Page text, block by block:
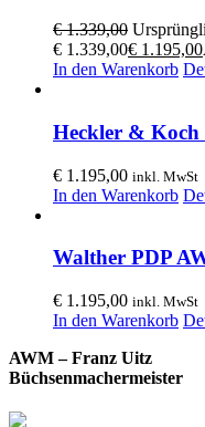
€1.339,00
€ 1.339,00€ 1.195,00
In den Warenkorb
Heckler & Koch
€ 1.195,00 inkl. MwSt
In den Warenkorb
Walther PDP
€ 1.195,00 inkl. MwSt
In den Warenkorb
AWM – Franz Uitz
Büchsenmachermeister